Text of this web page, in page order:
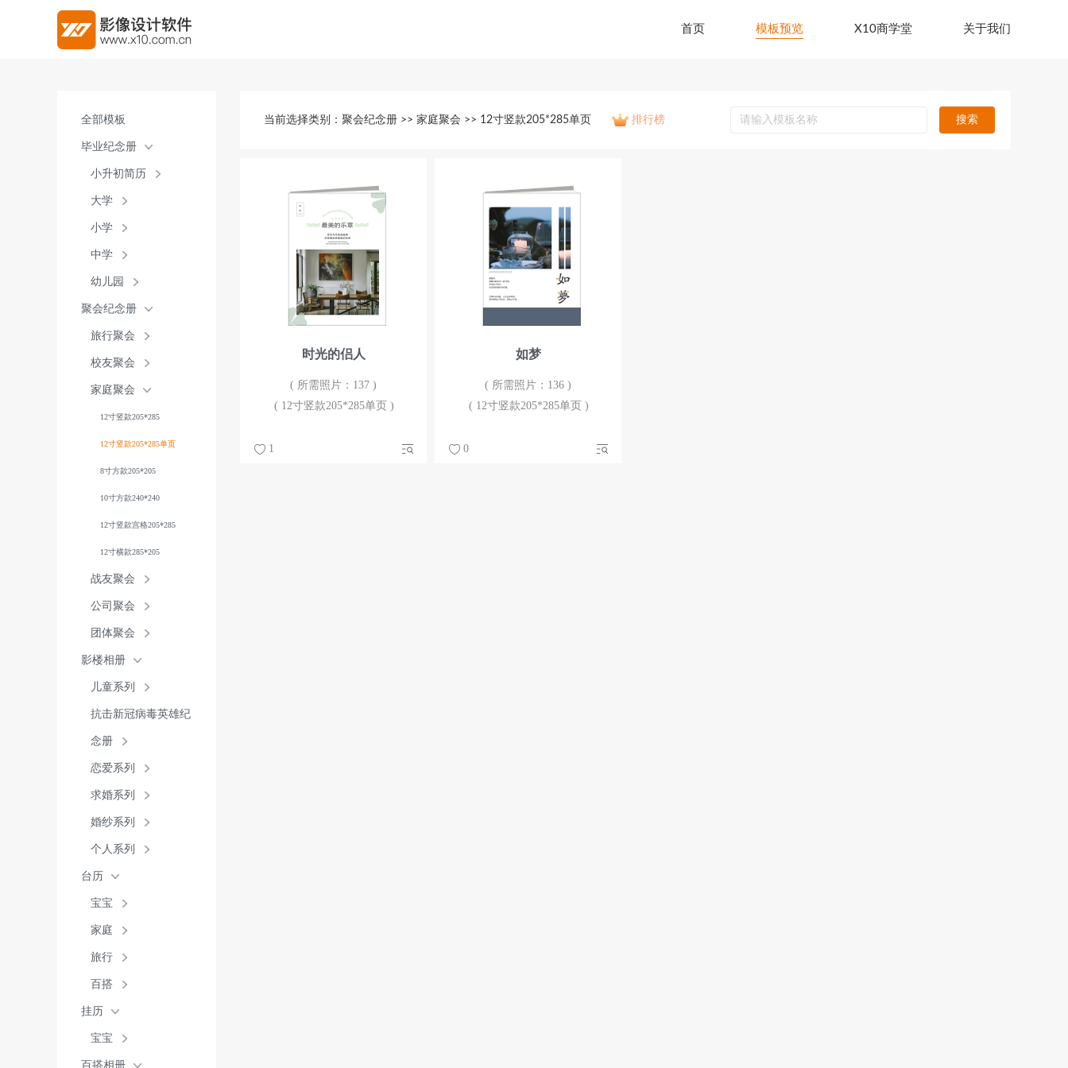
首页 模板预览 X10商学堂 关于我们
全部模板
毕业纪念册
小升初简历
大学
小学
中学
幼儿园
聚会纪念册
旅行聚会
校友聚会
家庭聚会
12寸竖款205*285
12寸竖款205*285单页
8寸方款205*205
10寸方款240*240
12寸竖款宫格205*285
12寸横款285*205
战友聚会
公司聚会
团体聚会
影楼相册
儿童系列
抗击新冠病毒英雄纪
念册
恋爱系列
求婚系列
婚纱系列
个人系列
台历
宝宝
家庭
旅行
百搭
挂历
宝宝
百搭相册
当前选择类别： 聚会纪念册 >> 家庭聚会 >> 12寸竖款205*285单页 排行榜 搜索
时光的侣人
( 所需照片：137 )
( 12寸竖款205*285单页 )
1
如梦
( 所需照片：136 )
( 12寸竖款205*285单页 )
0